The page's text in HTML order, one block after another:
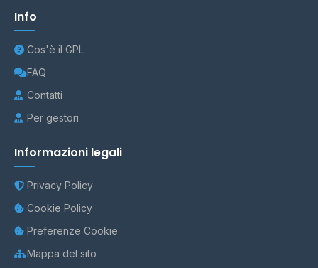
Info
Cos'è il GPL
FAQ
Contatti
Per gestori
Informazioni legali
Privacy Policy
Cookie Policy
Preferenze Cookie
Mappa del sito